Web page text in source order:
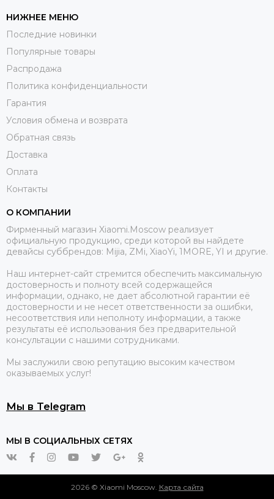
НИЖНЕЕ МЕНЮ
Последние новинки
Популярные товары
Распродажа
Политика конфиденциальности
Гарантия
Условия обмена и возврата
Обратная связь
Доставка
Оплата
Контакты
О КОМПАНИИ
Фирменный магазин Xiaomi.Moscow реализует
официальную продукцию, среди которой вы найдете
девайсы суббрендов: Mijia, ZMi, XiaoYi, 1MORE, YI и другие.
Наш интернет-сайт стремится обеспечить максимальную
достоверность и полноту всей содержащейся
информации, однако, не дает абсолютной гарантии её
достоверности и не несет ответственности за ошибки,
несоответствия или неполноту информации, а также
результаты её использования без предварительной
консультации с нашими сотрудниками.
Мы заслужили свою репутацию высоким качеством
оказываемых услуг!
Мы в Telegram
МЫ В СОЦИАЛЬНЫХ СЕТЯХ
2026 © Xiaomi Moscow. Карта сайта